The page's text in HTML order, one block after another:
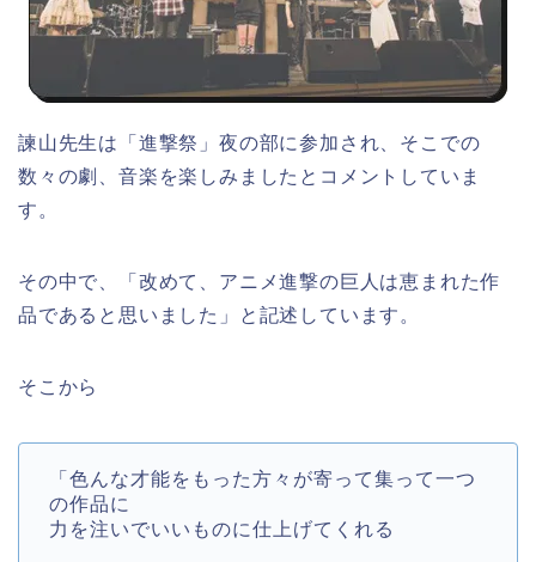
諫山先生は「進撃祭」夜の部に参加され、そこでの
数々の劇、音楽を楽しみましたとコメントしていま
す。
その中で、「改めて、アニメ進撃の巨人は恵まれた作
品であると思いました」と記述しています。
そこから
「色んな才能をもった方々が寄って集って一つ
の作品に
力を注いでいいものに仕上げてくれる